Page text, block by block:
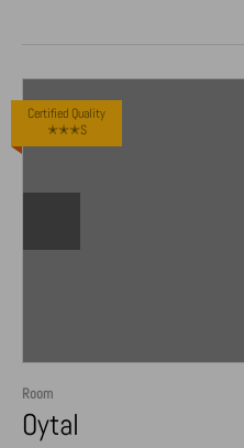
Certified Quality
✭✭✭S
Room
Oytal